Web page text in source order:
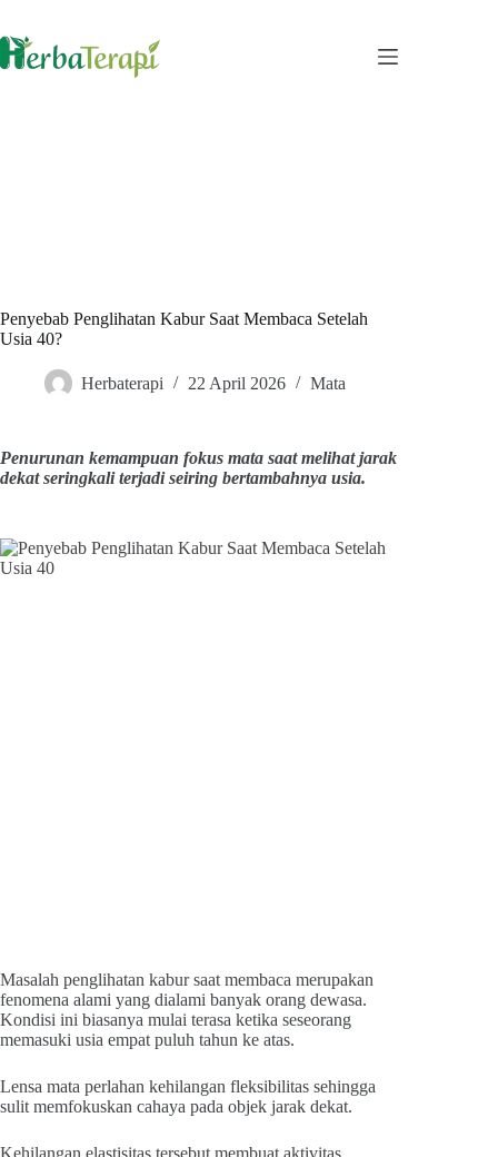
content
Penyebab Penglihatan Kabur Saat Membaca Setelah
Usia 40?
Herbaterapi 22 April 2026 Mata
Penurunan kemampuan fokus mata saat melihat jarak
dekat seringkali terjadi seiring bertambahnya usia.
Masalah penglihatan kabur saat membaca merupakan
fenomena alami yang dialami banyak orang dewasa.
Kondisi ini biasanya mulai terasa ketika seseorang
memasuki usia empat puluh tahun ke atas.
Lensa mata perlahan kehilangan fleksibilitas sehingga
sulit memfokuskan cahaya pada objek jarak dekat.